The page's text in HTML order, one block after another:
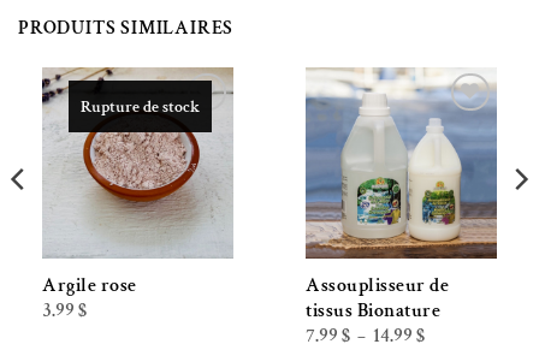
PRODUITS SIMILAIRES
Ajouter à la liste de souhaits
Rupture de stock
Argile rose
3.99 $
Ajouter à la liste de souhaits
Assouplisseur de
tissus Bionature
7.99 $ – 14.99 $Plage